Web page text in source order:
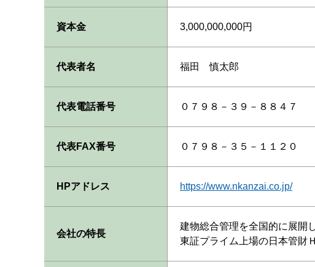
資本金 3,000,000,000円
代表者名 福田 慎太郎
代表電話番号 ０７９８－３９－８８４７
代表FAX番号 ０７９８－３５－１１２０
HPアドレス https://www.nkanzai.co.jp/
会社の特長
建物総合管理を全国的に展開
東証プライム上場の日本管財